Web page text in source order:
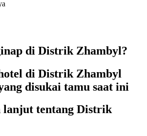
di Distrik Zhambyl?
di Distrik Zhambyl
disukai tamu saat ini
lanjut tentang Distrik